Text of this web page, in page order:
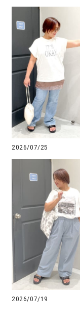
2026/07/25
2026/07/19